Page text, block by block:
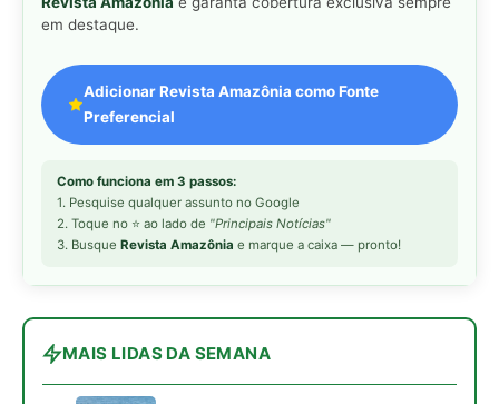
1
aves marinhas removam ectoparasitas
acumulados em sua pele
2
arremessa serpentes contra rochas
para subjugar presas peçonhentas nos
campos
peixes maiores na Amazônia
4
Ariranha sincroniza caça coletiva com
vocalização subaquática e cerca